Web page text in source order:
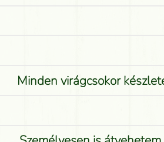
Minden virágcsokor